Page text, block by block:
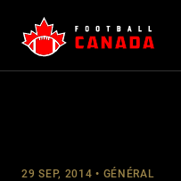
content
29 SEP, 2014 GÉNÉRAL